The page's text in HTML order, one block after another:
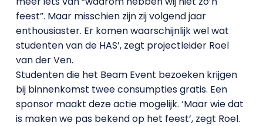
feest”. Maar misschien zijn zij volgend jaar
enthousiaster. Er komen waarschijnlijk wel wat
studenten van de HAS’, zegt projectleider Roel
van der Ven.
Studenten die het Beam Event bezoeken krijgen
bij binnenkomst twee consumpties gratis. Een
sponsor maakt deze actie mogelijk. ‘Maar wie dat
is maken we pas bekend op het feest’, zegt Roel.